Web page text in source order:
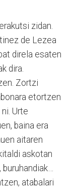
zidan.
de Lezea
direla esaten
dira.
Zortzi
etortzen
Urte
baina era
aitaren
askotan
atabalari